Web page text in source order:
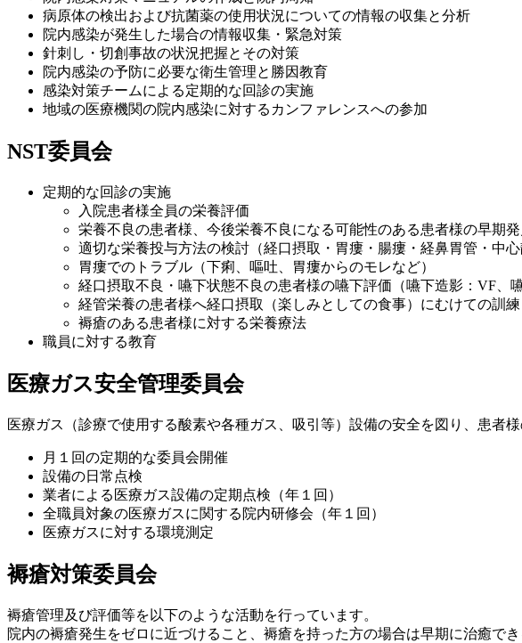
病原体の検出および抗菌薬の使用状況についての情報の収集と分析
院内感染が発生した場合の情報収集・緊急対策
針刺し・切創事故の状況把握とその対策
院内感染の予防に必要な衛生管理と勝因教育
感染対策チームによる定期的な回診の実施
地域の医療機関の院内感染に対するカンファレンスへの参加
NST委員会
定期的な回診の実施
入院患者様全員の栄養評価
栄養不良の患者様、今後栄養不良になる可能性のある患者様の早期
適切な栄養投与方法の検討（経口摂取・胃瘻・腸瘻・経鼻胃管・中心
胃瘻でのトラブル（下痢、嘔吐、胃瘻からのモレなど）
経口摂取不良・嚥下状態不良の患者様の嚥下評価（嚥下造影：VF、
経管栄養の患者様へ経口摂取（楽しみとしての食事）にむけての訓練
褥瘡のある患者様に対する栄養療法
職員に対する教育
医療ガス安全管理委員会
医療ガス（診療で使用する酸素や各種ガス、吸引等）設備の安全を図り、患者
月１回の定期的な委員会開催
設備の日常点検
業者による医療ガス設備の定期点検（年１回）
全職員対象の医療ガスに関する院内研修会（年１回）
医療ガスに対する環境測定
褥瘡対策委員会
褥瘡管理及び評価等を以下のような活動を行っています。
院内の褥瘡発生をゼロに近づけること、褥瘡を持った方の場合は早期に治癒で